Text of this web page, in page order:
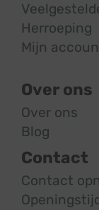
Herroeping
Mijn
Over ons
Over ons
Blog
Contact
Contact